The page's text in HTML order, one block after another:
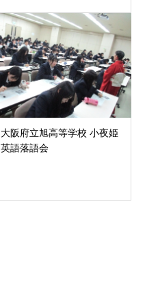
大阪府立旭高等学校 小夜姫
英語落語会